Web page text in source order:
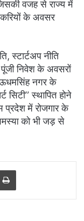
वजह से राज्य में
के अवसर
स्टार्टअप नीति
निवेश के अवसरों
ऊधमसिंह नगर के
सिटी’’ स्थापित होने
प्रदेश में रोजगार के
को भी जड़ से
Email Print